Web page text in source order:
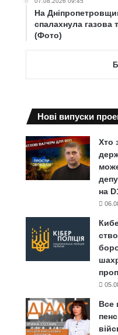
На
спалахнула газова
(Фото)
Нові випуски
Хто
на
Все